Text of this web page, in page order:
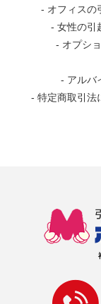
オフィスの
女性の引
オプシ
アルバ
特定商取引法